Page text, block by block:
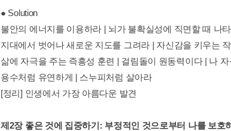
● Solution
불안의 에너지를 이용하라 | 뇌가 불확실성에 직면할 때 나
지대에서 벗어나 새로운 지도를 그려라 | 자신감을 키우는
삶에 자극을 주는 즉흥성 훈련 | 걸림돌이 원동력이다 | 나
용수처럼 유연하게 | 스누피처럼 살아라
[정리] 인생에서 가장 아름다운 발견
제2장 좋은 것에 집중하기: 부정적인 것으로부터 나를 보호